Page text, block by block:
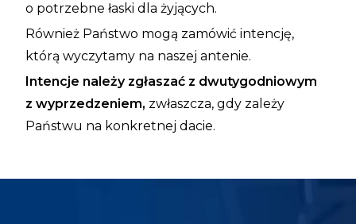
o potrzebne łaski dla żyjących.
Również Państwo mogą zamówić intencję,
którą wyczytamy na naszej antenie.
Intencje należy zgłaszać z dwutygodniowym
z wyprzedzeniem, zwłaszcza, gdy zależy
Państwu na konkretnej dacie.